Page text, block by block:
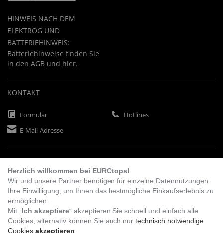
HINWEIS NACH DEM
ELEKTROG UND
BATTERIEHINWEIS:
Batteriehinweise finden Sie
in den AGB und hier.
KONTAKT
Formular
Hotlines
E-Mail-Adresse
Vorkasse Rechnung
Herzlich willkommen bei EUROtops!
Wir und unsere Partner benötigen für einzelne Datennutzungen
Ihre Einwilligung, um Ihnen das bestmögliche Einkaufserlebnis zu
ermöglichen.
Mit „ Ich akzeptiere“ akzeptieren Sie schnell und einfach alle
Cookies, alternativ können Sie auch nur technisch notwendige
Cookies akzeptieren